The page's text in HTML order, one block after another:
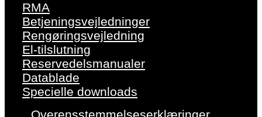
RMA
Betjeningsvejledninger
Rengøringsvejledning
El-tilslutning
Reservedelsmanualer
Datablade
Specielle downloads